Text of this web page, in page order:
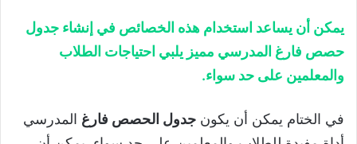
يمكن أن يساعد استخدام هذه الخصائص في إنشاء جدول
حصص فارغ المدرسي مميز يلبي احتياجات الطلاب
والمعلمين على حد سواء.
في الختام يمكن أن يكون جدول الحصص فارغ المدرسي